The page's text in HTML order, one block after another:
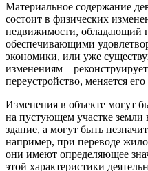
Материальное содержание
состоит в физических
недвижимости, обладающий
обеспечивающими
экономики, или уже
изменениям –
переустройство, меняется
Изменения в объекте могут
на пустующем участке земли
здание, а могут быть
например, при переводе
они имеют определяющее
этой характеристики